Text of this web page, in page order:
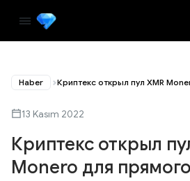
Haber Криптекс открыл пул XMR
13 Kasım 2022
Криптекс открыл
Monero для